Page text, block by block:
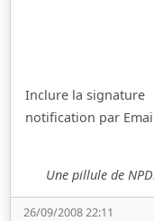
Inclure la signature
notification par
Une pillule de
26/09/2008 22:11